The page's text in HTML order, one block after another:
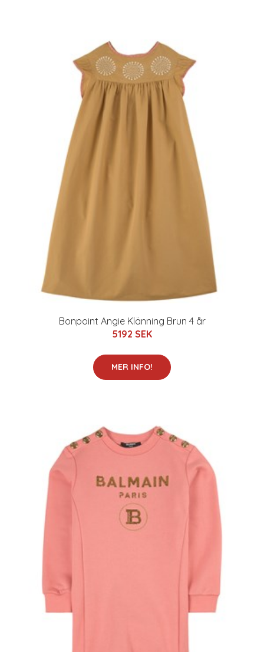
Bonpoint Angie Klänning Brun 4 år
5192 SEK
MER INFO!